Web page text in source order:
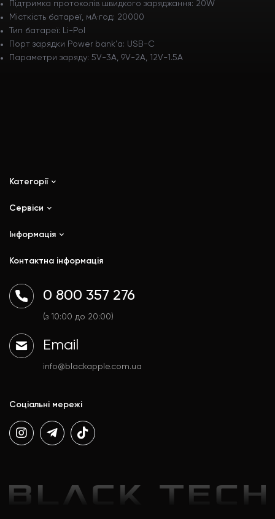
Підтримка протоколів швидкого заряджання: 20W
Місткість батареї, мА·год: 20000
Тип батареї: Li-Pol
Порт зарядки Power bank'a: USB-C
Параметри заряду: 5V-3A, 9V-2A, 12V-1.5A
Категорії
iPhone
iPad
Watch
Гаджети
Аксесуари
Сервіси
Ремонт
Trade In
Інформація
Доставка і оплата
Договір публічної оферти
Політика конфіденційності
Контактна інформація
0 800 357 276
(з 10:00 до 20:00)
Email
info@blackapple.com.ua
Соціальні мережі